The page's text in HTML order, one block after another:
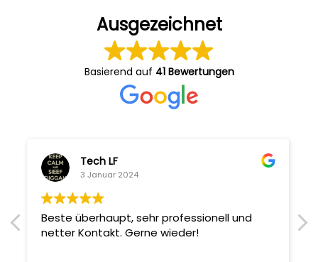
Ausgezeichnet
Basierend auf 41 Bewertungen
Tech LF
3 Januar 2024
Beste überhaupt, sehr professionell und
netter Kontakt. Gerne wieder!